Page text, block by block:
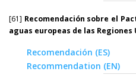
[61] Recomendación sobre el
aguas europeas de las
Recomendación (ES)
Recommendation (EN)